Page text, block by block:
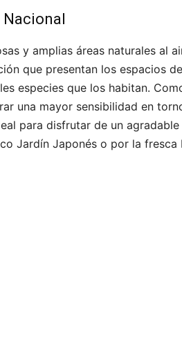
y amplias áreas naturales al
que presentan los espacios
especies que los habitan.
una mayor sensibilidad en
para disfrutar de un
Jardín Japonés o por la fresca